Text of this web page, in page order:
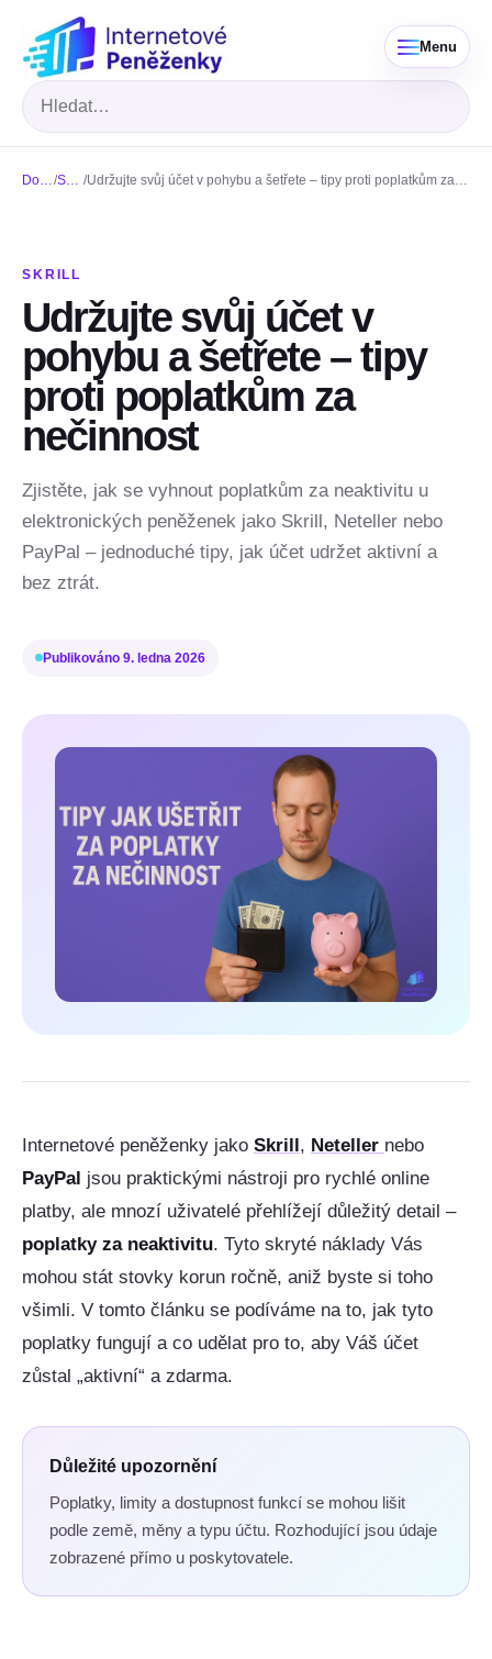
Menu
Hledat
Domů /Skrill / Udržujte svůj účet v pohybu a šetřete – tipy proti poplatkům za nečinnost
SKRILL
Udržujte svůj účet v
pohybu a šetřete – tipy
proti poplatkům za
nečinnost
Zjistěte, jak se vyhnout poplatkům za neaktivitu u
elektronických peněženek jako Skrill, Neteller nebo
PayPal – jednoduché tipy, jak účet udržet aktivní a
bez ztrát.
Publikováno 9. ledna 2026
Internetové peněženky jako Skrill, Neteller nebo
PayPal jsou praktickými nástroji pro rychlé online
platby, ale mnozí uživatelé přehlížejí důležitý detail –
poplatky za neaktivitu. Tyto skryté náklady Vás
mohou stát stovky korun ročně, aniž byste si toho
všimli. V tomto článku se podíváme na to, jak tyto
poplatky fungují a co udělat pro to, aby Váš účet
zůstal „aktivní“ a zdarma.
Důležité upozornění
Poplatky, limity a dostupnost funkcí se mohou lišit
podle země, měny a typu účtu. Rozhodující jsou údaje
zobrazené přímo u poskytovatele.